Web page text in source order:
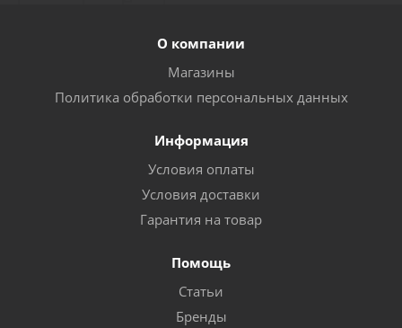
О компании
Магазины
Политика обработки персональных данных
Информация
Условия оплаты
Условия доставки
Гарантия на товар
Помощь
Статьи
Бренды